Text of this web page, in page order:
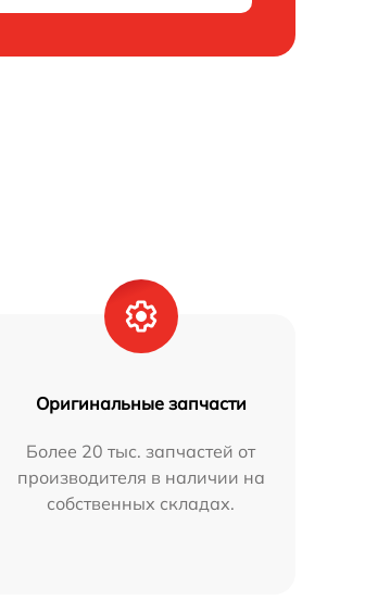
Оригинальные запчасти
Более 20 тыс. запчастей от
производителя в наличии на
собственных складах.